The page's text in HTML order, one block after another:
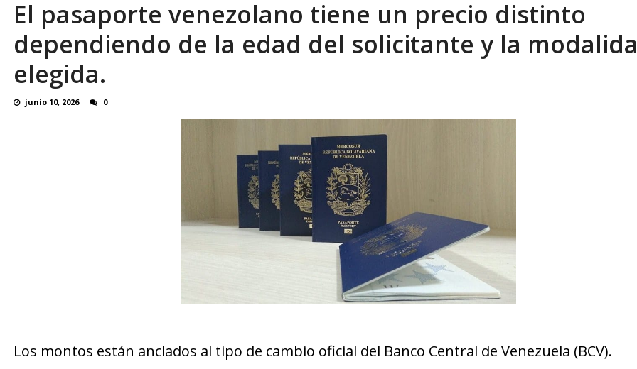
Reino Unido dejará millonaria donación médica en Venezuela tras finalizar su mis... AGOSTO 9, 2026
El pasaporte venezolano tiene un precio distinto
dependiendo de la edad del solicitante y la
elegida.
junio 10, 2026 0
Los montos están anclados al tipo de cambio oficial del Banco Central de Venezuela (BCV).